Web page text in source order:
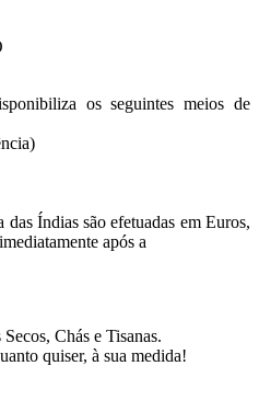
os seguintes meios de
das Índias são efetuadas em Euros,
após a
Chás e Tisanas.
quiser, à sua medida!